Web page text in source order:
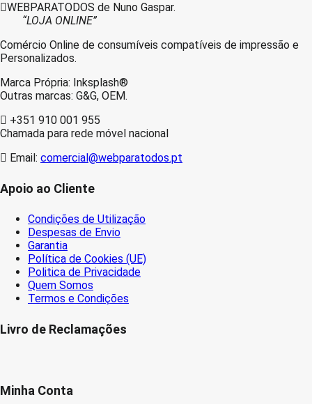
WEBPARATODOS de Nuno Gaspar.
“LOJA ONLINE”
Comércio Online de consumíveis compatíveis de impressão e
Personalizados.
Marca Própria: Inksplash®
Outras marcas: G&G, OEM.
+351 910 001 955
Chamada para rede móvel nacional
Email: comercial@webparatodos.pt
Apoio ao Cliente
Condições de Utilização
Despesas de Envio
Garantia
Política de Cookies (UE)
Politica de Privacidade
Quem Somos
Termos e Condições
Livro de Reclamações
Minha Conta